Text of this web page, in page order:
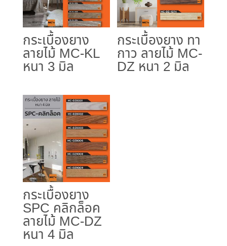
กระเบื้องยาง
ลายไม้ MC-KL
หนา 3 มิล
กระเบื้องยาง ทา
กาว ลายไม้ MC-
DZ หนา 2 มิล
กระเบื้องยาง
SPC คลิกล็อค
ลายไม้ MC-DZ​
หนา 4 มิล